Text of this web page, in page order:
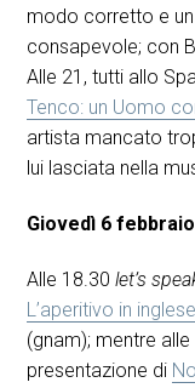
modo corretto e
consapevole; con
Alle 21, tutti allo
Tenco: un Uomo
artista mancato
lui lasciata nella
Giovedì 6 febbraio
Alle 18.30let’s
L’aperitivo in inglese
(gnam); mentre
presentazione di